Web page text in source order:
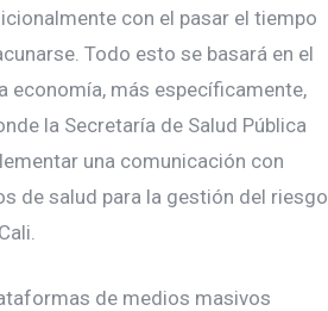
con el pasar el tiempo
Todo esto se basará en el
economía, más específicamente,
la Secretaría de Salud Pública
una comunicación con
de salud para la gestión del riesgo
de medios masivos